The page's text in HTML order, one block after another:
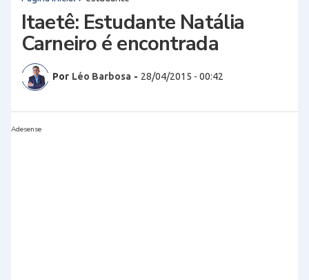
Itaetê: Estudante Natália
Carneiro é encontrada
Por Léo Barbosa - 28/04/2015 - 00:42
Adesense